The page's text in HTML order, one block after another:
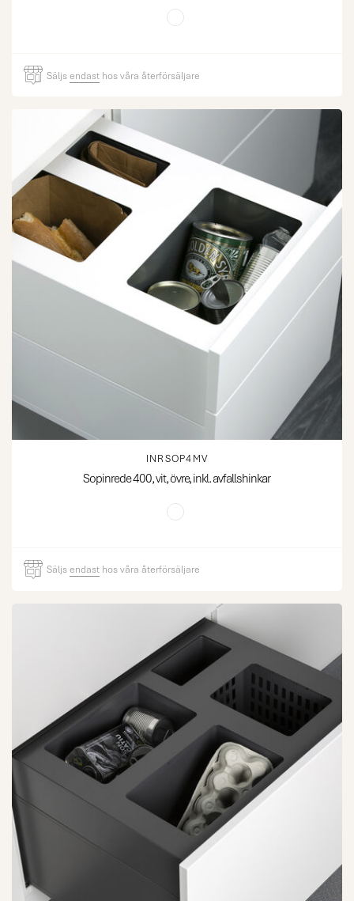
Säljsendast hos våra återförsäljare
INRSOP4MV
Sopinrede 400, vit, övre, inkl. avfallshinkar
Säljsendast hos våra återförsäljare